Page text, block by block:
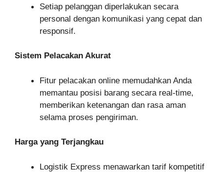
Setiap pelanggan diperlakukan secara
personal dengan komunikasi yang cepat dan
responsif.
Sistem Pelacakan Akurat
Fitur pelacakan online memudahkan Anda
memantau posisi barang secara real-time,
memberikan ketenangan dan rasa aman
selama proses pengiriman.
Harga yang Terjangkau
Logistik Express menawarkan tarif kompetitif